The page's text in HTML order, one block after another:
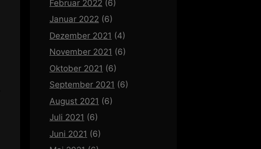
Februar 2022 (6)
Januar 2022 (6)
Dezember 2021 (4)
November 2021 (6)
Oktober 2021 (6)
September 2021 (6)
August 2021 (6)
Juli 2021 (6)
Juni 2021 (6)